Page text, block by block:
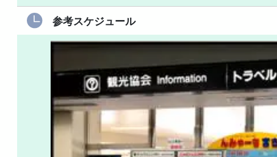
参考スケジュール